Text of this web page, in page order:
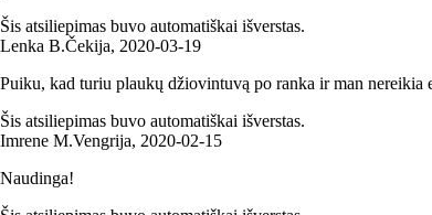
Šis atsiliepimas buvo automatiškai išverstas.
Lenka B.Čekija, 2020‑03‑19
Puiku, kad turiu plaukų džiovintuvą po ranka ir man nereikia
Šis atsiliepimas buvo automatiškai išverstas.
Imrene M.Vengrija, 2020‑02‑15
Naudinga!